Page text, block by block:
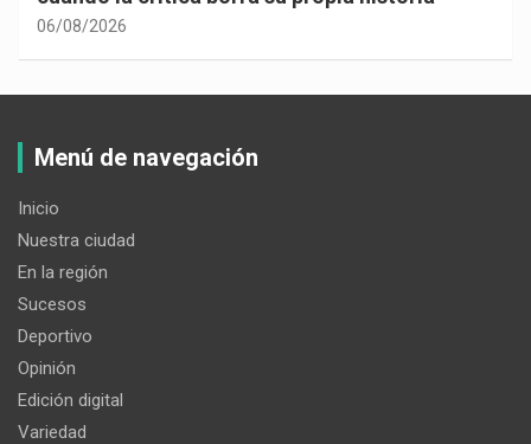
06/08/2026
Menú de navegación
Inicio
Nuestra ciudad
En la región
Sucesos
Deportivo
Opinión
Edición digital
Variedad